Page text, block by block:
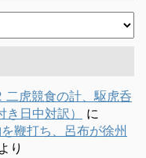
虎競食の計、駆虎呑
日中対訳）
に
鞭打ち、呂布が徐州
より